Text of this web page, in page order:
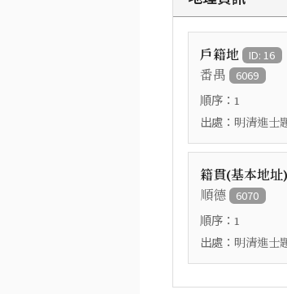
戶籍地 ID: 16
番禺 6069
順序： 1
出處： 明清進士
籍貫(基本地址)
順德 6070
順序： 1
出處： 明清進士